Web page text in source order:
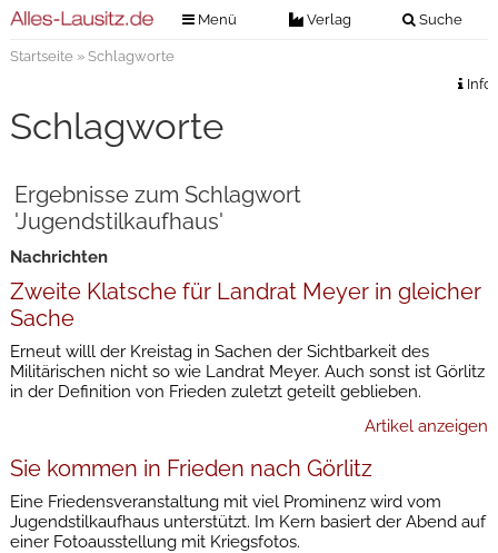
Menü Verlag Suche
Verlag
Kontakt
Anzeigenannahme
Digitale Ausgaben
Startseite» Schlagworte
Info
Schlagworte
Ergebnisse zum Schlagwort
'Jugendstilkaufhaus'
Nachrichten
Zweite Klatsche für Landrat Meyer in gleicher
Sache
Erneut willl der Kreistag in Sachen der Sichtbarkeit des
Militärischen nicht so wie Landrat Meyer. Auch sonst ist Görlitz
in der Definition von Frieden zuletzt geteilt geblieben.
Artikel anzeigen
Sie kommen in Frieden nach Görlitz
Eine Friedensveranstaltung mit viel Prominenz wird vom
Jugendstilkaufhaus unterstützt. Im Kern basiert der Abend auf
einer Fotoausstellung mit Kriegsfotos.